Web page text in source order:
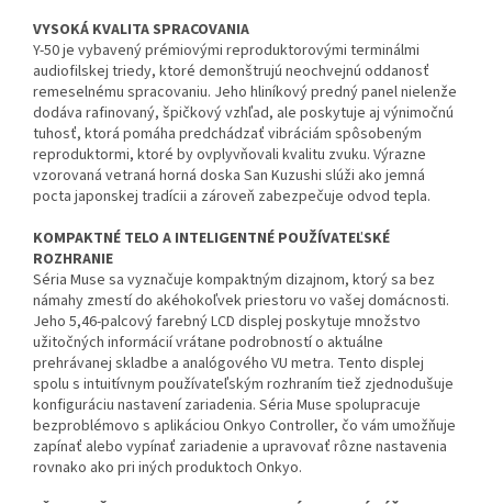
VYSOKÁ KVALITA SPRACOVANIA
Y-50 je vybavený prémiovými reproduktorovými terminálmi
audiofilskej triedy, ktoré demonštrujú neochvejnú oddanosť
remeselnému spracovaniu. Jeho hliníkový predný panel nielenže
dodáva rafinovaný, špičkový vzhľad, ale poskytuje aj výnimočnú
tuhosť, ktorá pomáha predchádzať vibráciám spôsobeným
reproduktormi, ktoré by ovplyvňovali kvalitu zvuku. Výrazne
vzorovaná vetraná horná doska San Kuzushi slúži ako jemná
pocta japonskej tradícii a zároveň zabezpečuje odvod tepla.
KOMPAKTNÉ TELO A INTELIGENTNÉ POUŽÍVATEĽSKÉ
ROZHRANIE
Séria Muse sa vyznačuje kompaktným dizajnom, ktorý sa bez
námahy zmestí do akéhokoľvek priestoru vo vašej domácnosti.
Jeho 5,46-palcový farebný LCD displej poskytuje množstvo
užitočných informácií vrátane podrobností o aktuálne
prehrávanej skladbe a analógového VU metra. Tento displej
spolu s intuitívnym používateľským rozhraním tiež zjednodušuje
konfiguráciu nastavení zariadenia. Séria Muse spolupracuje
bezproblémovo s aplikáciou Onkyo Controller, čo vám umožňuje
zapínať alebo vypínať zariadenie a upravovať rôzne nastavenia
rovnako ako pri iných produktoch Onkyo.